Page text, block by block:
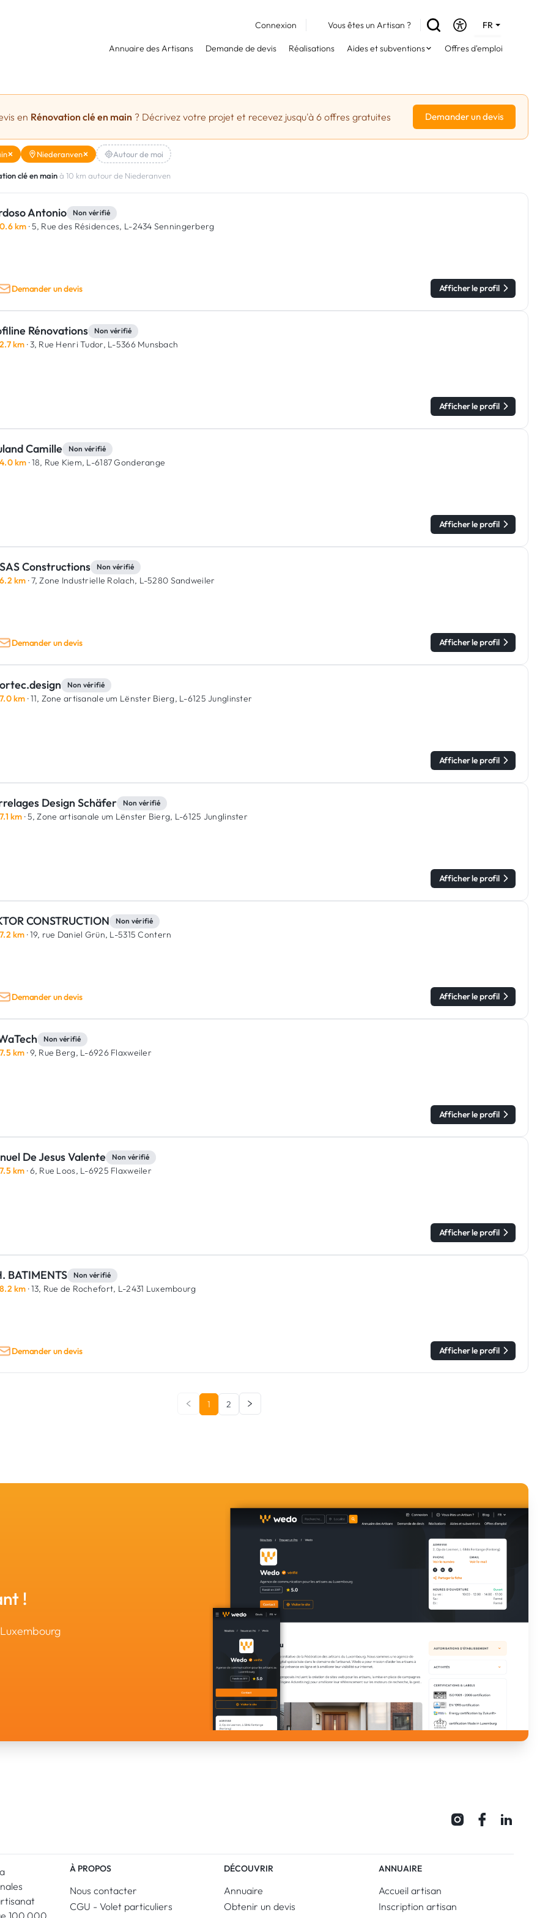
Connexion Vous êtes un Artisan ?
FR
Annuaire des Artisans Demande de devis Réalisations Aides et subventions Offres d'emploi
en Rénovation clé en main ? Décrivez votre projet et recevez jusqu'à 6 offres gratuites Demander un devis
Niederanven Autour de moi
clé en mainà 10 km autour de Niederanven
Antonio Non vérifié
0.6 km · 5, Rue des Résidences, L-2434 Senningerberg
Demander un devis Afficher le profil
Rénovations Non vérifié
2.7 km · 3, Rue Henri Tudor, L-5366 Munsbach
Afficher le profil
Camille Non vérifié
4.0 km · 18, Rue Kiem, L-6187 Gonderange
Afficher le profil
Constructions Non vérifié
6.2 km · 7, Zone Industrielle Rolach, L-5280 Sandweiler
Demander un devis Afficher le profil
Non vérifié
7.0 km · 11, Zone artisanale um Lënster Bierg, L-6125 Junglinster
Afficher le profil
Design Schäfer Non vérifié
7.1 km · 5, Zone artisanale um Lënster Bierg, L-6125 Junglinster
Afficher le profil
CONSTRUCTION Non vérifié
7.2 km · 19, rue Daniel Grün, L-5315 Contern
Demander un devis Afficher le profil
Non vérifié
7.5 km · 9, Rue Berg, L-6926 Flaxweiler
Afficher le profil
De Jesus Valente Non vérifié
7.5 km · 6, Rue Loos, L-6925 Flaxweiler
Afficher le profil
BATIMENTS Non vérifié
8.2 km · 13, Rue de Rochefort, L-2431 Luxembourg
Demander un devis Afficher le profil
1 2
!
100.000
À PROPOS
Nous contacter
CGU - Volet particuliers
DÉCOUVRIR
Annuaire
Obtenir un devis
ANNUAIRE
Accueil artisan
Inscription artisan